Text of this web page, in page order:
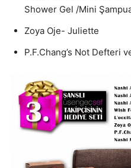
Shower Gel /Mini
Zoya Oje- Juliette
P.F.Chang’s Not Defteri